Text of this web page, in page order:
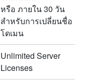
หรือ ภายใน 30 วัน
สำหรับการเปลี่ยนชื่อ
โดเมน
Unlimited Server
Licenses